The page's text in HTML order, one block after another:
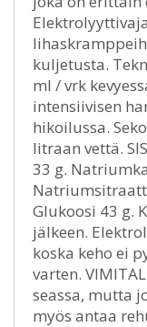
kuljetusta.
ml / vrk
intensiivisen
hikoilussa.
litraan vettä.
33 g.
Glukoosi 43 g.
jälkeen.
koska keho ei
varten.
seassa, mutta
myös antaa